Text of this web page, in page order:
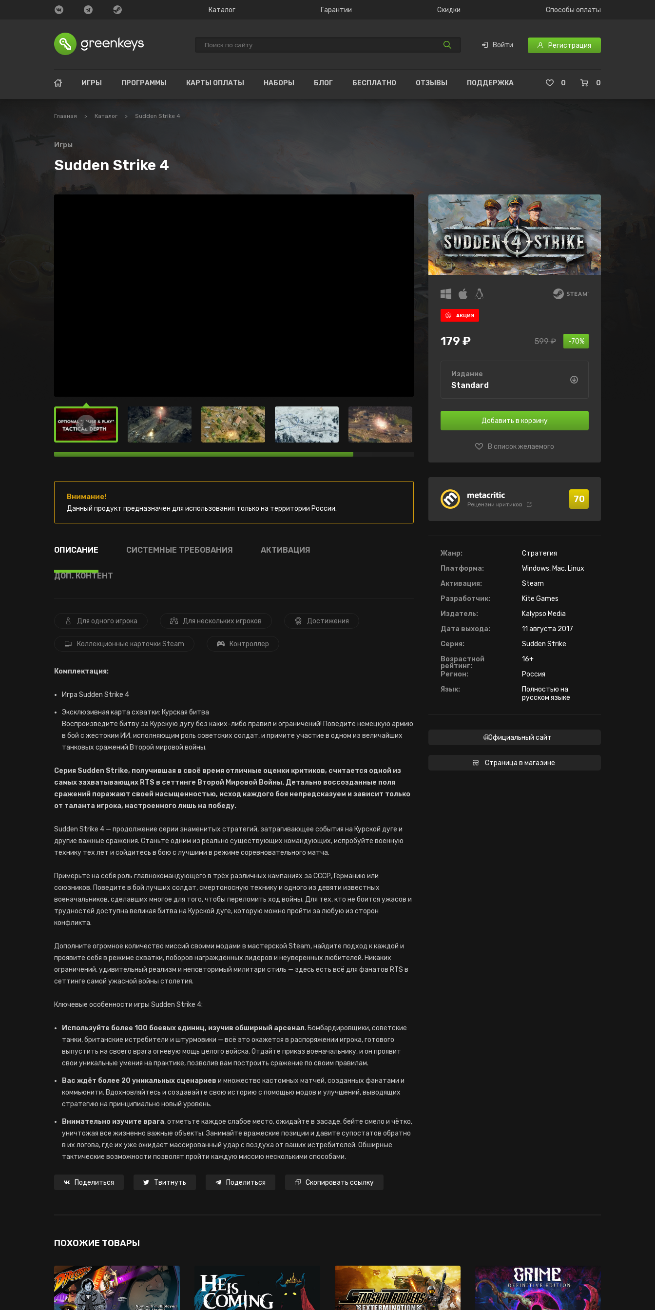
Каталог Гарантии Скидки Способы оплаты
Войти Регистрация
ИГРЫ ПРОГРАММЫ КАРТЫ ОПЛАТЫ НАБОРЫ БЛОГ БЕСПЛАТНО ОТЗЫВЫ ПОДДЕРЖКА 0
0
Главная > Каталог > Sudden Strike 4
Игры
Sudden Strike 4
Внимание!
Данный продукт предназначен для использования только на территории России.
ОПИСАНИЕ СИСТЕМНЫЕ ТРЕБОВАНИЯ АКТИВАЦИЯ
ДОП. КОНТЕНТ
Для одного игрока Для нескольких игроков Достижения
Коллекционные карточки Steam Контроллер
Комплектация:
Игра Sudden Strike 4
Эксклюзивная карта схватки: Курская битва
Воспроизведите битву за Курскую дугу без каких-либо правил и ограничений! Поведите немецкую армию
в бой с жестоким ИИ, исполняющим роль советских солдат, и примите участие в одном из величайших
танковых сражений Второй мировой войны.
Серия Sudden Strike, получившая в своё время отличные оценки критиков, считается одной из
самых захватывающих RTS в сеттинге Второй Мировой Войны. Детально воссозданные поля
сражений поражают своей насыщенностью, исход каждого боя непредсказуем и зависит только
от таланта игрока, настроенного лишь на победу.
Sudden Strike 4 — продолжение серии знаменитых стратегий, затрагивающее события на Курской дуге и
другие важные сражения. Станьте одним из реально существующих командующих, испробуйте военную
технику тех лет и сойдитесь в бою с лучшими в режиме соревновательного матча.
Примерьте на себя роль главнокомандующего в трёх различных кампаниях за СССР, Германию или
союзников. Поведите в бой лучших солдат, смертоносную технику и одного из девяти известных
военачальников, сделавших многое для того, чтобы переломить ход войны. Для тех, кто не боится ужасов и
трудностей доступна великая битва на Курской дуге, которую можно пройти за любую из сторон
конфликта.
Дополните огромное количество миссий своими модами в мастерской Steam, найдите подход к каждой и
проявите себя в режиме схватки, поборов награждённых лидеров и неуверенных любителей. Никаких
ограничений, удивительный реализм и неповторимый милитари стиль — здесь есть всё для фанатов RTS в
сеттинге самой ужасной войны столетия.
Ключевые особенности игры Sudden Strike 4:
Используйте более 100 боевых единиц, изучив обширный арсенал. Бомбардировщики, советские
танки, британские истребители и штурмовики — всё это окажется в распоряжении игрока, готового
выпустить на своего врага огневую мощь целого войска. Отдайте приказ военачальнику, и он проявит
свои уникальные умения на практике, позволив вам построить сражение по своим правилам.
Вас ждёт более 20 уникальных сценариев и множество кастомных матчей, созданных фанатами и
коммьюнити. Вдохновляйтесь и создавайте свою историю с помощью модов и улучшений, выводящих
стратегию на принципиально новый уровень.
Внимательно изучите врага, отметьте каждое слабое место, ожидайте в засаде, бейте смело и чётко,
уничтожая все жизненно важные объекты. Занимайте вражеские позиции и давите супостатов обратно
в их логова, где их уже ожидает массированный удар с воздуха от ваших истребителей. Обширные
тактические возможности позволят пройти каждую миссию несколькими способами.
Поделиться Твитнуть Поделиться Скопировать ссылку
АКЦИЯ
179 ₽ -70%
599 ₽
Издание
Standard
Добавить в корзину
В список желаемого
Рецензии критиков 70
Жанр:
Стратегия
Платформа:
Windows, Mac, Linux
Активация:
Steam
Разработчик:
Kite Games
Издатель:
Kalypso Media
Дата выхода:
11 августа 2017
Серия:
Sudden Strike
Возрастной
рейтинг:
16+
Регион:
Россия
Язык:
Полностью на
русском языке
Официальный сайт
Страница в магазине
ПОХОЖИЕ ТОВАРЫ